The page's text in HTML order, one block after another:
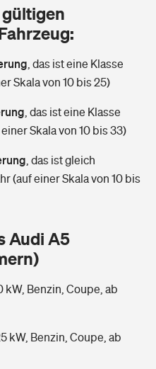
finden
ist Ihr Haus?
finden
finden
ich im Alter?
das ist eine Klasse
Skala von 10 bis 25)
das ist eine Klasse
Skala von 10 bis 33)
das ist gleich
(auf einer Skala von 10 bis
Audi A5
kW, Benzin, Coupe, ab
kW, Benzin, Coupe, ab